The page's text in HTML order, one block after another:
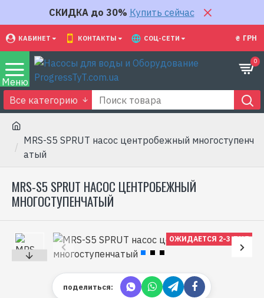
СКИДКА до 30% Купить сейчас
КАБИНЕТ КОНТАКТЫ СОЦ-СЕТИ ₴ ГРН
0
Все категорию
MRS-S5 SPRUT насос центробежный многоступенч
атый
MRS-S5 SPRUT НАСОС ЦЕНТРОБЕЖНЫЙ
МНОГОСТУПЕНЧАТЫЙ
ОЖИДАЕТСЯ 2-3 ДНЯ
поделиться: